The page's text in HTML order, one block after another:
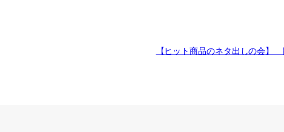
【ヒット商品のネタ出しの会】